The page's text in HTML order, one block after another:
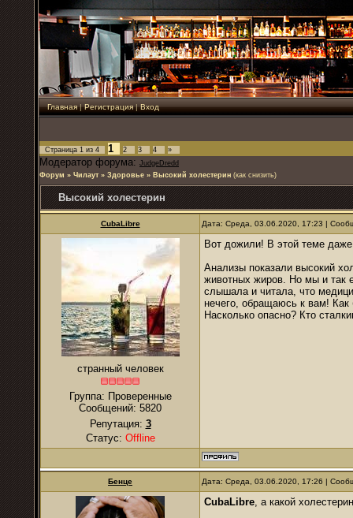
Главная|Регистрация|Вход
Страница 1 из 4 1 2 3 4 »
Модератор форума: JudgeDredd
Форум » Чилаут » Здоровье » Высокий холестерин (как снизить)
Высокий холестерин
CubaLibre Дата: Среда, 03.06.2020, 17:23 |
странный человек
Группа: Проверенные
Сообщений: 5820
Репутация: 3
Статус: Offline
Вот дожили! В этой теме
Анализы показали высокий
животных жиров. Но мы и так
слышала и читала, что
нечего, обращаюсь к вам! Как
Насколько опасно? Кто
Бенце Дата: Среда, 03.06.2020, 17:26 |
CubaLibre, а какой